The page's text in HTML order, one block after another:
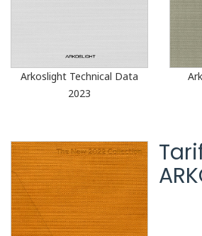
Arkoslight Technical Data
2023